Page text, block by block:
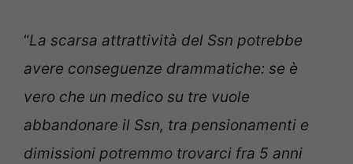
“La scarsa attrattività del Ssn potrebbe
avere conseguenze drammatiche: se è
vero che un medico su tre vuole
abbandonare il Ssn, tra pensionamenti e
dimissioni potremmo trovarci fra 5 anni